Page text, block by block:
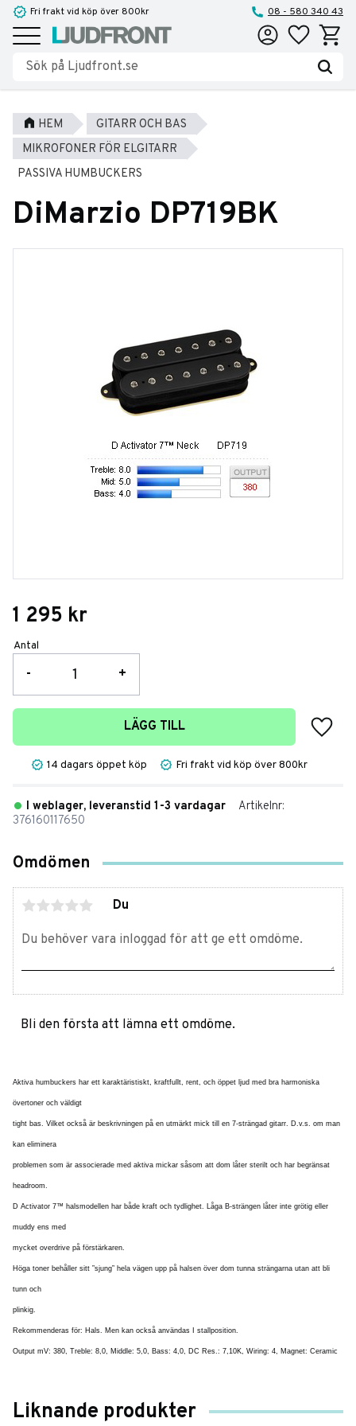
Meny
Fri frakt vid köp över 800kr 08 - 580 340 43
Favoriter
HEM
GITARR OCH BAS
MIKROFONER FÖR ELGITARR
PASSIVA HUMBUCKERS
DiMarzio DP719BK
1 295 kr
Antal
+
-
LÄGG TILL
Lägg
14 dagars öppet köp Fri frakt vid köp över 800kr
I weblager, leveranstid 1-3 vardagar
Artikelnr
376160117650
Omdömen
Du
Bli den första att lämna ett omdöme.
Aktiva humbuckers har ett karaktäristiskt, kraftfullt, rent, och öppet ljud med bra harmoniska
övertoner och väldigt
tight bas. Vilket också är beskrivningen på en utmärkt mick till en 7-strängad gitarr. D.v.s. om man
kan eliminera
problemen som är associerade med aktiva mickar såsom att dom låter sterilt och har begränsat
headroom.
D Activator 7™ halsmodellen har både kraft och tydlighet. Låga B-strängen låter inte grötig eller
muddy ens med
mycket overdrive på förstärkaren.
Höga toner behåller sitt ”sjung” hela vägen upp på halsen över dom tunna strängarna utan att bli
tunn och
plinkig.
Rekommenderas för: Hals. Men kan också användas I stallposition.
Output mV: 380, Treble: 8,0, Middle: 5,0, Bass: 4,0, DC Res.: 7,10K, Wiring: 4, Magnet: Ceramic
Liknande produkter